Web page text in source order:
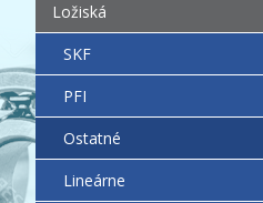
Ložiská
SKF
PFI
Ostatné
Lineárne